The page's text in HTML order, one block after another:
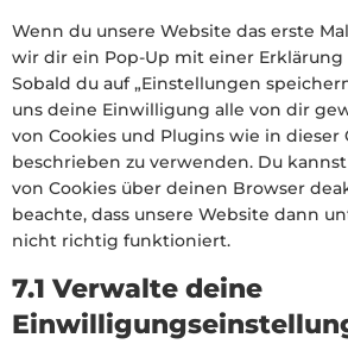
Wenn du unsere Website das erste
wir dir ein Pop-Up mit einer Erklärung
Sobald du auf „Einstellungen
uns deine Einwilligung alle von dir
von Cookies und Plugins wie in dieser
beschrieben zu verwenden. Du
von Cookies über deinen Browser
beachte, dass unsere Website dann
nicht richtig funktioniert.
7.1 Verwalte deine